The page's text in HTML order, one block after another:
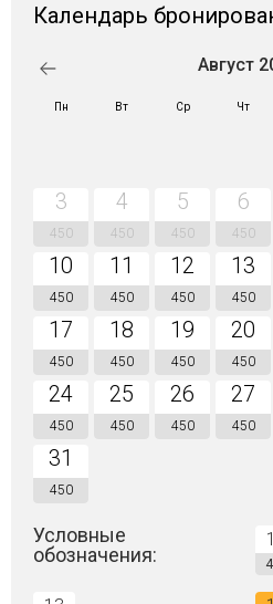
Календарь
Август
Пн Вт Ср Чт
3
450
4
450
5
450
6
450
10
450
11
450
12
450
13
450
17
450
18
450
19
450
20
450
24
450
25
450
26
450
27
450
31
450
Условные
обозначения: